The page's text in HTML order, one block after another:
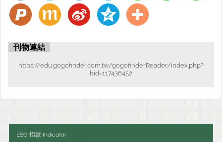
刊物連結
https://edu.gogofinder.com.tw/gogofinderReader/index.php?
bid=117436452
ESG 指數 Indicator